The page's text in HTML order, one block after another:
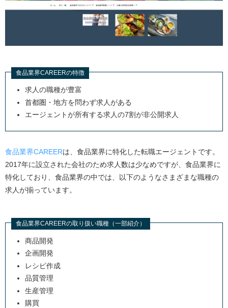
食品業界CAREERの特徴
求人の職種が豊富
首都圏・地方を問わず求人がある
エージェントが所有する求人の7割が非公開求人
食品業界CAREERは、食品業界に特化した転職エージェントです。
2017年に設立された会社のため求人数は少なめですが、食品業界に
特化しており、食品業界の中では、以下のようなさまざまな職種の
求人が揃っています。
食品業界CAREERの取り扱い職種（一部紹介）
商品開発
企画開発
レシピ作成
品質管理
生産管理
購買